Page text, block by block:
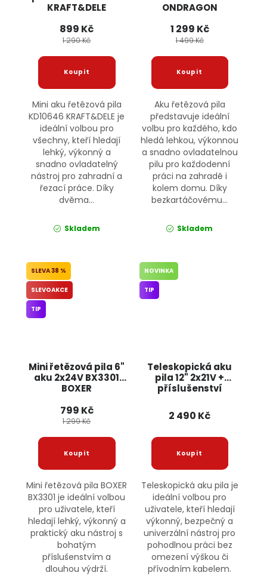
KRAFT&DELE
899 Kč
1 290 Kč
Mini aku řetězová pila
KD10646 KRAFT&DELE je
ideální volbou pro
všechny, kteří hledají
lehký, výkonný a
snadno ovladatelný
nástroj pro zahradní a
řezací práce. Díky
dvěma...
Skladem
ONDRAGON
1 299 Kč
1 499 Kč
Aku řetězová pila
představuje ideální
volbu pro každého, kdo
hledá lehkou, výkonnou
a snadno ovladatelnou
pilu pro každodenní
práci na zahradě i
kolem domu. Díky
bezkartáčovému...
Skladem
Mini řetězová pila 6"
aku 2x24V BX3301
BOXER
38 %
SLEVOAKCE
TIP
799 Kč
1 299 Kč
Mini řetězová pila BOXER
BX3301 je ideální volbou
pro uživatele, kteří
hledají lehký, výkonný a
praktický aku nástroj s
bohatým
příslušenstvím a
dlouhou výdrží.
Teleskopická aku
pila 12" 2x21V +
příslušenství
NOVINKA
TIP
2 490 Kč
Teleskopická aku pila je
ideální volbou pro
uživatele, kteří hledají
výkonný, bezpečný a
univerzální nástroj pro
pohodlnou práci bez
omezení výškou či
přívodním kabelem.